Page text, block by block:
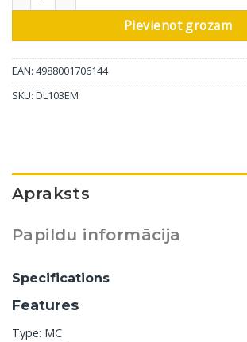
Pievienot grozam
EAN: 4988001706144
SKU: DL103EM
Apraksts
Papildu informācija
Specifications
Features
Type: MC